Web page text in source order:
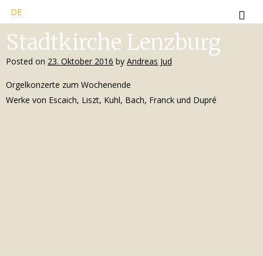
DE
Stadtkirche Lenzburg
Posted on 23. Oktober 2016 by Andreas Jud
Orgelkonzerte zum Wochenende
Werke von Escaich, Liszt, Kuhl, Bach, Franck und Dupré